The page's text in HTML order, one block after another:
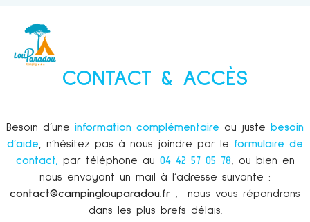
CONTACT & ACCÈS
Besoin d’une information complémentaire ou juste
besoin
d’aide , n’hésitez pas à nous joindre par le formulaire de
contact,
par téléphone au 04 42 57 05 78 , ou bien en
nous envoyant un mail à l’adresse suivante :
contact@campinglouparadou.fr ,
nous vous répondrons
dans les plus brefs délais.